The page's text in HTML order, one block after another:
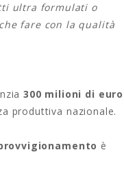
ultra formulati o
fare con la qualità
300 milioni di euro
produttiva nazionale.
è